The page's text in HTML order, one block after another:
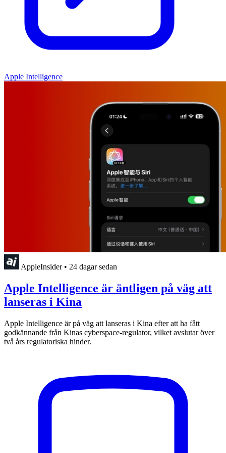
Apple Intelligence
AppleInsider • 24 dagar sedan
Apple Intelligence är äntligen på väg att
lanseras i Kina
Apple Intelligence är på väg att lanseras i Kina efter att ha fått
godkännande från Kinas cyberspace-regulator, vilket avslutar över
två års regulatoriska hinder.